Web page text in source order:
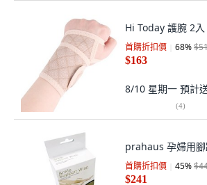
Hi Today 護腕 2入
首購折扣價 68%
$163
8/10 星期一 預計
(4)
prahaus 孕婦用腳
首購折扣價 45%
$241